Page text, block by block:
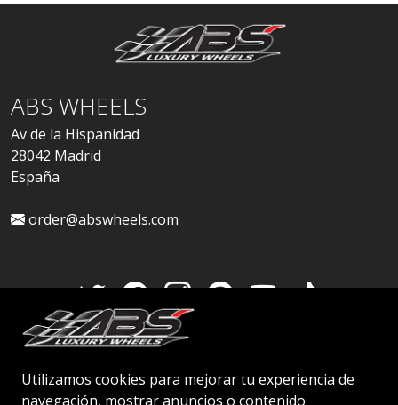
Utilizamos cookies para mejorar tu experiencia de
navegación, mostrar anuncios o contenido
ABS WHEELS
Av de la Hispanidad
28042 Madrid
España
order@abswheels.com
Cuenta de distribuidor